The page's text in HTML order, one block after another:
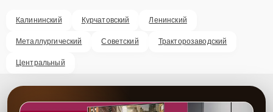
Калининский Курчатовский Ленинский
Металлургический Советский Тракторозаводский
Центральный